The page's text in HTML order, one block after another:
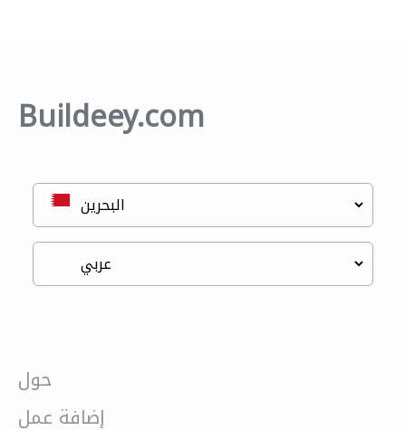
Buildeey.com
حول
إضافة عمل